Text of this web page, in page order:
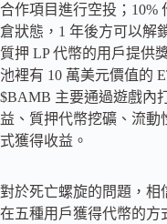
合作項目進行空投；10%
倉狀態，1 年後方可以解
質押 LP 代幣的用戶提供
池裡有 10 萬美元價值的
$BAMB 主要通過遊戲內
益、質押代幣挖礦、流動
式獲得收益。
對於死亡螺旋的問題，相
在五種用戶獲得代幣的方